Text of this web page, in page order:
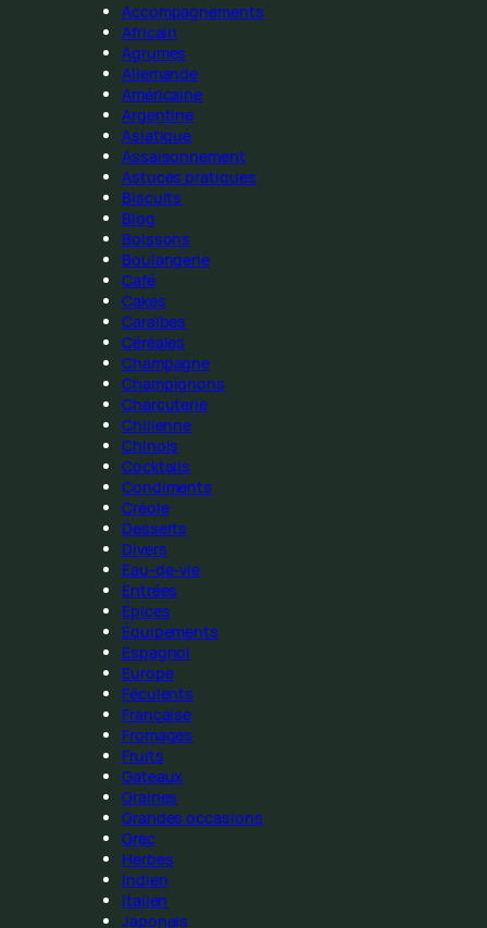
Accompagnements
Africain
Agrumes
Allemande
Américaine
Argentine
Asiatique
Assaisonnement
Astuces pratiques
Biscuits
Blog
Boissons
Boulangerie
Café
Cakes
Caraïbes
Céréales
Champagne
Champignons
Charcuterie
Chilienne
Chinois
Cocktails
Condiments
Créole
Desserts
Divers
Eau-de-vie
Entrées
Épices
Équipements
Espagnol
Europe
Féculents
Française
Fromages
Fruits
Gateaux
Graines
Grandes occasions
Grec
Herbes
Indien
Italien
Japonais